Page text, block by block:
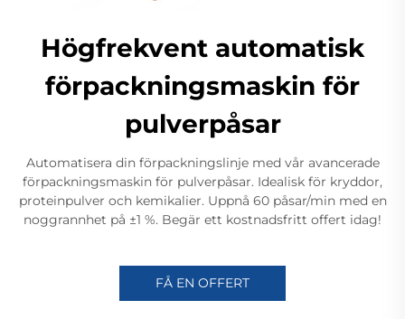
Högfrekvent automatisk
förpackningsmaskin för
pulverpåsar
Automatisera din förpackningslinje med vår avancerade
förpackningsmaskin för pulverpåsar. Idealisk för kryddor,
proteinpulver och kemikalier. Uppnå 60 påsar/min med en
noggrannhet på ±1 %. Begär ett kostnadsfritt offert idag!
FÅ EN OFFERT